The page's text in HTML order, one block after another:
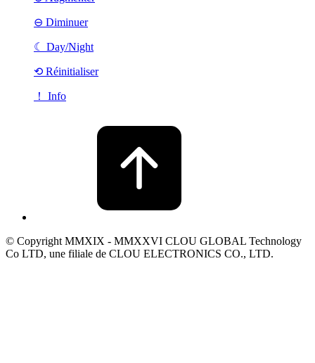
⊖ Diminuer
☾ Day/Night
⟲ Réinitialiser
！ Info
© Copyright MMXIX - MMXXVI CLOU GLOBAL Technology
Co LTD, une filiale de CLOU ELECTRONICS CO., LTD.